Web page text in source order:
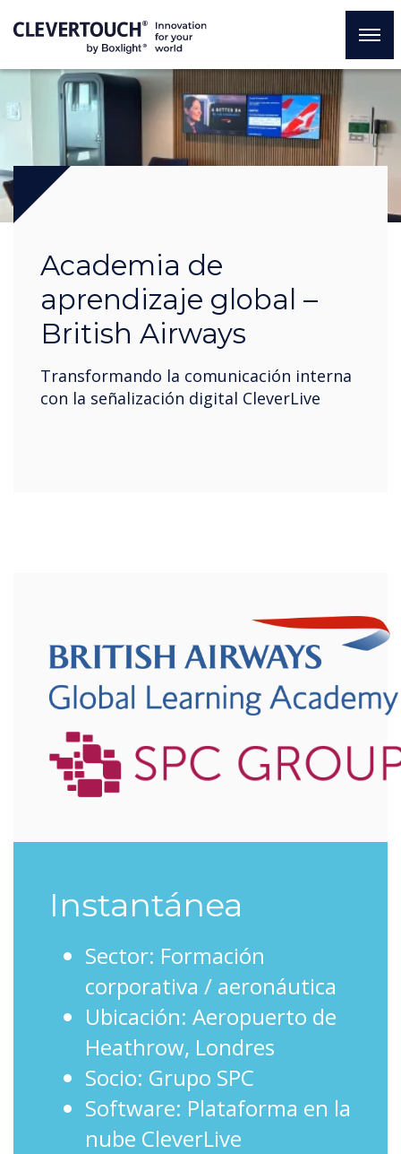
Academia de
aprendizaje global –
British Airways
Transformando la comunicación interna
con la señalización digital CleverLive
Instantánea
Sector: Formación
corporativa / aeronáutica
Ubicación: Aeropuerto de
Heathrow, Londres
Socio: Grupo SPC
Software: Plataforma en la
nube CleverLive